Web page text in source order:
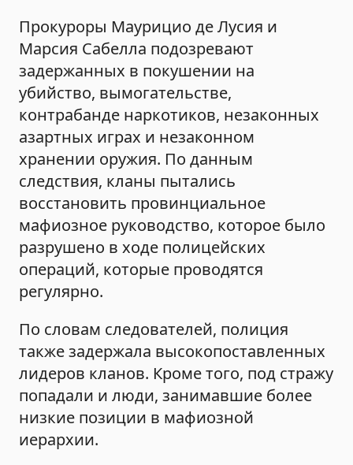
Прокуроры Маурицио де Лусия и
Марсия Сабелла подозревают
задержанных в покушении на
убийство, вымогательстве,
контрабанде наркотиков, незаконных
азартных играх и незаконном
хранении оружия. По данным
следствия, кланы пытались
восстановить провинциальное
мафиозное руководство, которое было
разрушено в ходе полицейских
операций, которые проводятся
регулярно.
По словам следователей, полиция
также задержала высокопоставленных
лидеров кланов. Кроме того, под стражу
попадали и люди, занимавшие более
низкие позиции в мафиозной
иерархии.